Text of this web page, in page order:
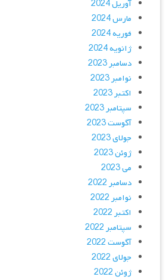
آوریل 2024
مارس 2024
فوریه 2024
ژانویه 2024
دسامبر 2023
نوامبر 2023
اکتبر 2023
سپتامبر 2023
آگوست 2023
جولای 2023
ژوئن 2023
می 2023
دسامبر 2022
نوامبر 2022
اکتبر 2022
سپتامبر 2022
آگوست 2022
جولای 2022
ژوئن 2022